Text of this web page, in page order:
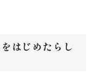
はじめたらし